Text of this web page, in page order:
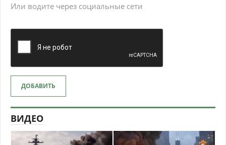
Или водите через социальные сети
ДОБАВИТЬ
ВИДЕО